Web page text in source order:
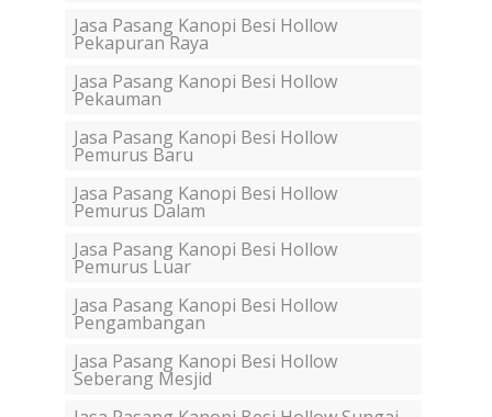
Jasa Pasang Kanopi Besi Hollow
Pekapuran Raya
Jasa Pasang Kanopi Besi Hollow
Pekauman
Jasa Pasang Kanopi Besi Hollow
Pemurus Baru
Jasa Pasang Kanopi Besi Hollow
Pemurus Dalam
Jasa Pasang Kanopi Besi Hollow
Pemurus Luar
Jasa Pasang Kanopi Besi Hollow
Pengambangan
Jasa Pasang Kanopi Besi Hollow
Seberang Mesjid